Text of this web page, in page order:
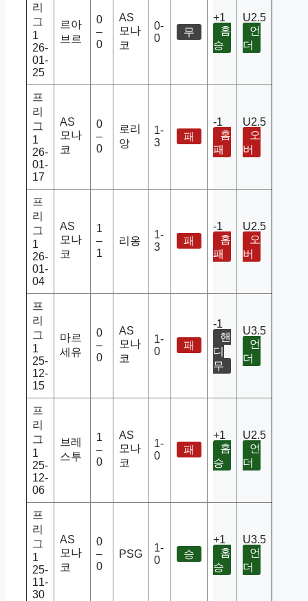
리
그
1
26-
01-
25
르아
브르
0
–
0
AS
모나
코
0-
0
무
+1
홈
승
U2.5
언
더
프
리
그
1
26-
01-
17
AS
모나
코
0
–
0
로리
앙
1-
3
패
-1
홈
패
U2.5
오
버
프
리
그
1
26-
01-
04
AS
모나
코
1
–
1
리옹
1-
3
패
-1
홈
패
U2.5
오
버
프
리
그
1
25-
12-
15
마르
세유
0
–
0
AS
모나
코
1-
0
패
-1
핸
디
무
U3.5
언
더
프
리
그
1
25-
12-
06
브레
스투
1
–
0
AS
모나
코
1-
0
패
+1
홈
승
U2.5
언
더
프
리
그
1
25-
11-
30
AS
모나
코
0
–
0
PSG
1-
0
승
+1
홈
승
U3.5
언
더